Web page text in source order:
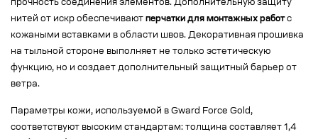
прочность соединения элементов. Дополнительную защиту
нитей от искр обеспечивают перчатки для монтажных работс
кожаными вставками в области швов. Декоративная прошивка
на тыльной стороне выполняет не только эстетическую
функцию, но и создает дополнительный защитный барьер от
ветра.
Параметры кожи, используемой в Gward Force Gold,
соответствуют высоким стандартам: толщина составляет 1,4